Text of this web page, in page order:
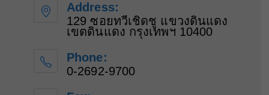
Address:
129 ซอยทวีเชิดชู แขวงดินแดง
เขตดินแดง กรุงเทพฯ 10400
Phone:
0-2692-9700